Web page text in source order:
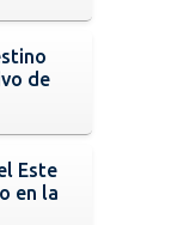
de
Este
en la